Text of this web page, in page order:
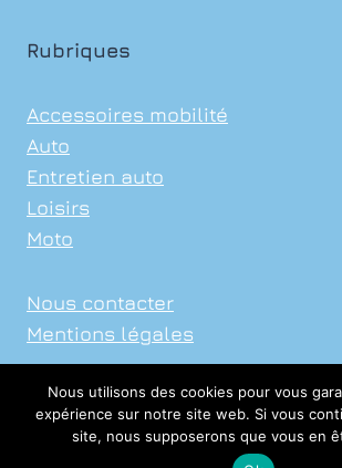
Rubriques
Accessoires mobilité
Auto
Entretien auto
Loisirs
Moto
Nous contacter
Mentions légales
© 2026 Xavier Auto
Nous utilisons des cookies pour vous
expérience sur notre site web. Si vous
site, nous supposerons que vous en